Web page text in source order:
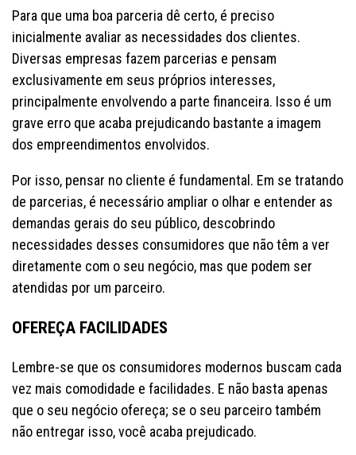
Para que uma boa parceria dê certo, é preciso
inicialmente avaliar as necessidades dos clientes.
Diversas empresas fazem parcerias e pensam
exclusivamente em seus próprios interesses,
principalmente envolvendo a parte financeira. Isso é um
grave erro que acaba prejudicando bastante a imagem
dos empreendimentos envolvidos.
Por isso, pensar no cliente é fundamental. Em se tratando
de parcerias, é necessário ampliar o olhar e entender as
demandas gerais do seu público, descobrindo
necessidades desses consumidores que não têm a ver
diretamente com o seu negócio, mas que podem ser
atendidas por um parceiro.
OFEREÇA FACILIDADES
Lembre-se que os consumidores modernos buscam cada
vez mais comodidade e facilidades. E não basta apenas
que o seu negócio ofereça; se o seu parceiro também
não entregar isso, você acaba prejudicado.